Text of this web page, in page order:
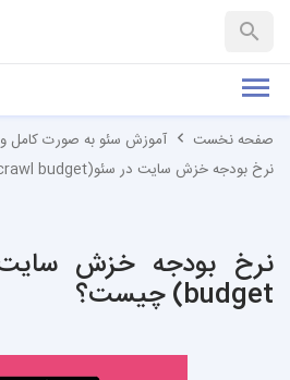
صفحه نخست
آموزش سئو به صورت کامل و
نرخ بودجه خزش سایت در سئو(crawl budget) چیست؟
budget) چیست؟